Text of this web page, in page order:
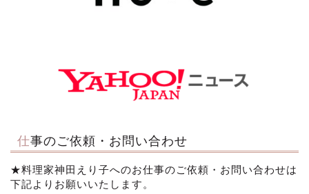
仕事のご依頼・お問い合わせ
★料理家神田えり子へのお仕事のご依頼・お問い合わせは
下記よりお願いいたします。